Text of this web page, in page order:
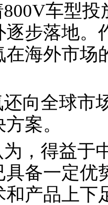
车型
逐步落地。
在海外市场
向全球市
案。
，得益于
具备一定
和产品上